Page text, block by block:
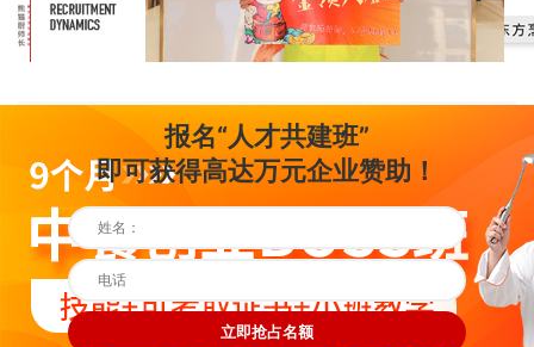
报名“人才共建班”
即可获得高达万元企业赞助！
立即抢占名额